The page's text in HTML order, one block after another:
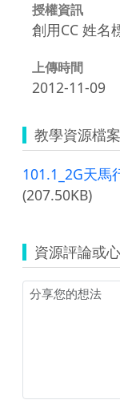
授權資訊
創用CC 姓名
上傳時間
2012-11-09
教學資源檔
101.1_2G天馬
(207.50KB)
資源評論或